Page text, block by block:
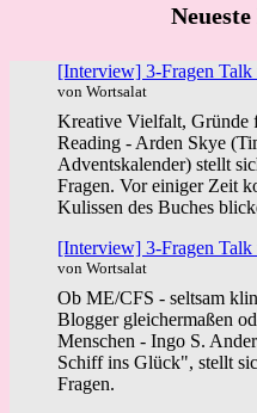
[Interview] 3-Fragen
von Wortsalat
Kreative Vielfalt,
Reading - Arden Skye
Adventskalender) stellt
Fragen. Vor einiger Zeit
Kulissen des Buches
[Interview] 3-Fragen
von Wortsalat
Ob ME/CFS - seltsam
Blogger gleichermaßen
Menschen - Ingo S.
Schiff ins Glück", stellt
Fragen.